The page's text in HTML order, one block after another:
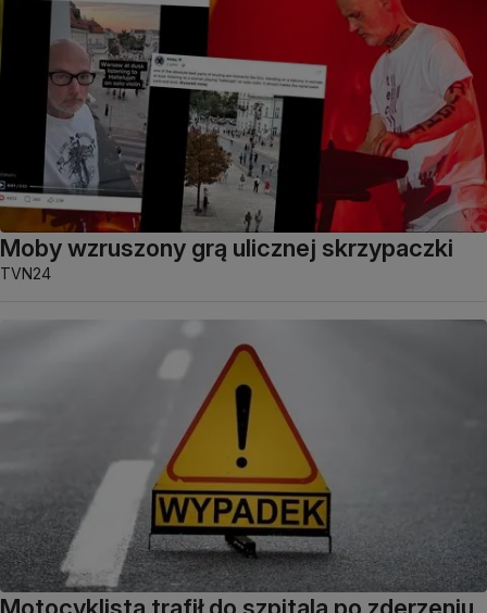
Moby wzruszony grą ulicznej skrzypaczki
TVN24
Motocyklista trafił do szpitala po zderzeniu